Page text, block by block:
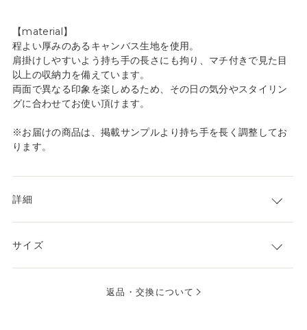
【material】
程よい厚みのあるキャンバス生地を使用。
肩掛けしやすいよう持ち手の長さにも拘り、マチ付きで見た目
以上の収納力を備えています。
両面で異なる印象を楽しめるため、その日の気分やスタイリン
グに合わせてお使い頂けます。
※お届けの商品は、掲載サンプルより持ち手を長く調整してお
ります。
詳細
サイズ
返品・交換について